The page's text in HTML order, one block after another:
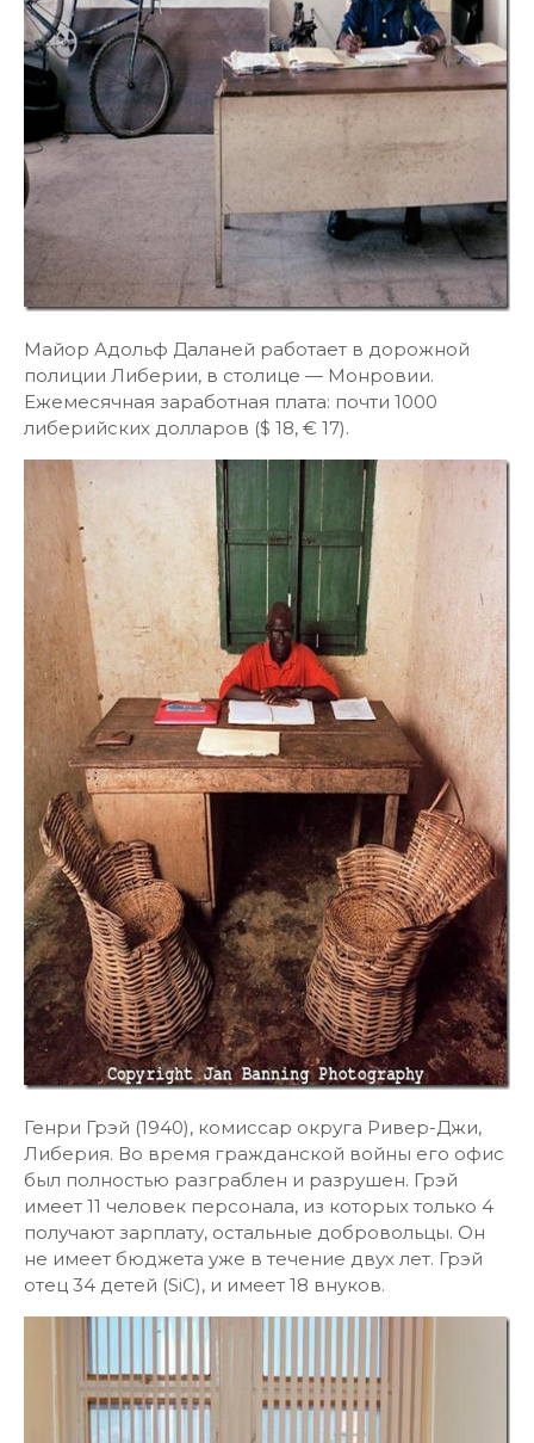
Майор Адольф Даланей работает в дорожной
полиции Либерии, в столице — Монровии.
Ежемесячная заработная плата: почти 1000
либерийских долларов ($ 18, € 17).
Генри Грэй (1940), комиссар округа Ривер-Джи,
Либерия. Во время гражданской войны его офис
был полностью разграблен и разрушен. Грэй
имеет 11 человек персонала, из которых только 4
получают зарплату, остальные добровольцы. Он
не имеет бюджета уже в течение двух лет. Грэй
отец 34 детей (SiC), и имеет 18 внуков.